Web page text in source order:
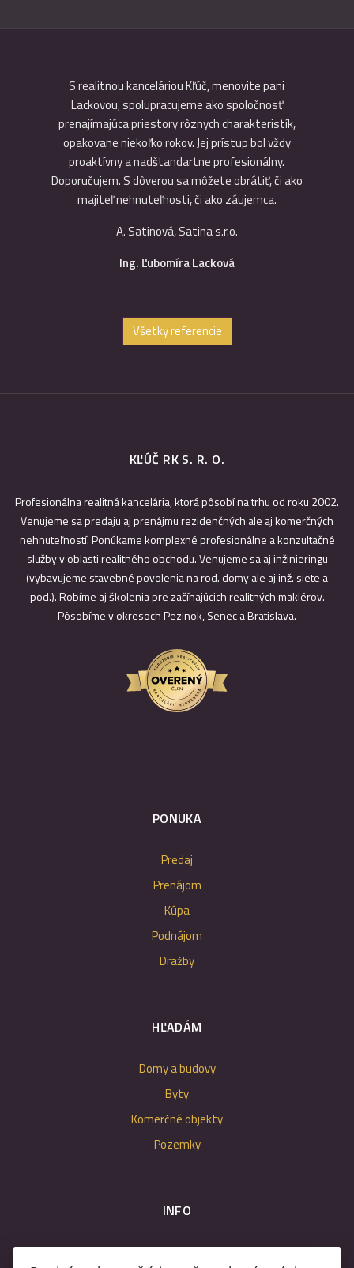
S realitnou kanceláriou Kľúč, menovite pani
Lackovou, spolupracujeme ako spoločnosť
prenajímajúca priestory rôznych charakteristík,
opakovane niekoľko rokov. Jej prístup bol vždy
proaktívny a nadštandartne profesionálny.
Doporučujem. S dôverou sa môžete obrátiť, či ako
majiteľ nehnuteľnosti, či ako záujemca.
A. Satinová, Satina s.r.o.
Ing. Ľubomíra Lacková
Všetky referencie
KĽÚČ RK S. R. O.
Profesionálna realitná kancelária, ktorá pôsobí na trhu od roku 2002.
Venujeme sa predaju aj prenájmu rezidenčných ale aj komerčných
nehnuteľností. Ponúkame komplexné profesionálne a konzultačné
služby v oblasti realitného obchodu. Venujeme sa aj inžinieringu
(vybavujeme stavebné povolenia na rod. domy ale aj inž. siete a
pod.). Robíme aj školenia pre začínajúcich realitných maklérov.
Pôsobíme v okresoch Pezinok, Senec a Bratislava.
PONUKA
Predaj
Prenájom
Kúpa
Podnájom
Dražby
HĽADÁM
Domy a budovy
Byty
Komerčné objekty
Pozemky
INFO
Makléri